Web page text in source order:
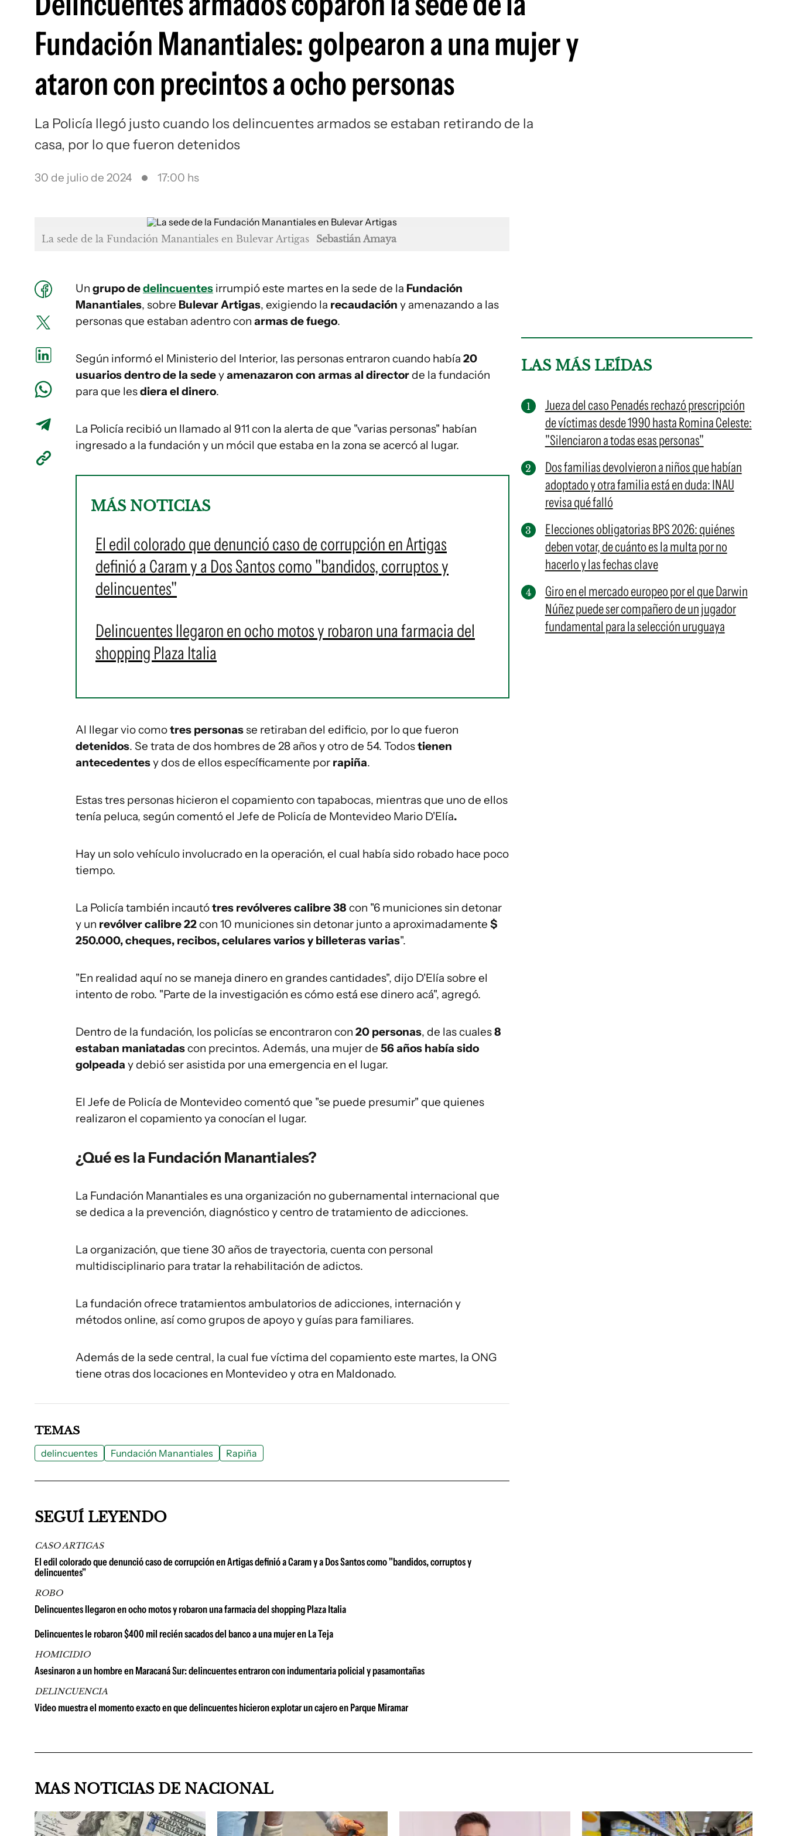
Fundación Manantiales: golpearon a una mujer y
ataron con precintos a ocho personas
La Policía llegó justo cuando los delincuentes armados se estaban retirando de la
casa, por lo que fueron detenidos
30 de julio de 2024 17:00 hs
La sede de la Fundación Manantiales en Bulevar Artigas Sebastián Amaya
Un grupo dedelincuentes irrumpió este martes en la sede de la Fundación
Manantiales, sobre Bulevar Artigas, exigiendo la recaudación y amenazando a las
personas que estaban adentro con armas de fuego.
Según informó el Ministerio del Interior, las personas entraron cuando había 20
usuarios dentro de la sedeyamenazaron con armas al directorde la fundación
para que lesdiera el dinero.
La Policía recibió un llamado al 911 con la alerta de que "varias personas" habían
ingresado a la fundación y un mócil que estaba en la zona se acercó al lugar.
MÁS NOTICIAS
El edil colorado que denunció caso de corrupción en Artigas
definió a Caram y a Dos Santos como "bandidos, corruptos y
delincuentes"
Delincuentes llegaron en ocho motos y robaron una farmacia del
shopping Plaza Italia
Al llegar vio comotres personasse retiraban del edificio, por lo que fueron
detenidos. Se trata de dos hombres de 28 años y otro de 54. Todostienen
antecedentesy dos de ellos específicamente por rapiña.
Estas tres personas hicieron el copamiento con tapabocas, mientras que uno de ellos
tenía peluca, según comentó el Jefe de Policía de Montevideo Mario D'Elía.
Hay un solo vehículo involucrado en la operación, el cual había sido robado hace poco
tiempo.
La Policía también incautótres revólveres calibre 38 con "6 municiones sin detonar
y un revólver calibre 22con 10 municiones sin detonar junto a aproximadamente $
250.000, cheques, recibos, celulares varios y billeteras varias".
"En realidad aquí no se maneja dinero en grandes cantidades", dijo D'Elía sobre el
intento de robo. "Parte de la investigación es cómo está ese dinero acá", agregó.
Dentro de la fundación, los policías se encontraron con 20 personas, de las cuales8
estaban maniatadascon precintos. Además, una mujer de 56 años había sido
golpeada y debió ser asistida por una emergencia en el lugar.
El Jefe de Policía de Montevideo comentó que "se puede presumir" que quienes
realizaron el copamiento ya conocían el lugar.
¿Qué es la Fundación Manantiales?
La Fundación Manantiales es una organización no gubernamental internacional que
se dedica a la prevención, diagnóstico y centro de tratamiento de adicciones.
La organización, que tiene 30 años de trayectoria, cuenta con personal
multidisciplinario para tratar la rehabilitación de adictos.
La fundación ofrece tratamientos ambulatorios de adicciones, internación y
métodos online, así como grupos de apoyo y guías para familiares.
Además de la sede central, la cual fue víctima del copamiento este martes, la ONG
tiene otras dos locaciones en Montevideo y otra en Maldonado.
LAS MÁS LEÍDAS
Jueza del caso Penadés rechazó prescripción
de víctimas desde 1990 hasta Romina Celeste:
"Silenciaron a todas esas personas"
Dos familias devolvieron a niños que habían
adoptado y otra familia está en duda: INAU
revisa qué falló
Elecciones obligatorias BPS 2026: quiénes
deben votar, de cuánto es la multa por no
hacerlo y las fechas clave
Giro en el mercado europeo por el que Darwin
Núñez puede ser compañero de un jugador
fundamental para la selección uruguaya
TEMAS
delincuentes Fundación Manantiales Rapiña
SEGUÍ LEYENDO
CASO ARTIGAS
El edil colorado que denunció caso de corrupción en Artigas definió a Caram y a Dos Santos como "bandidos, corruptos y
delincuentes"
ROBO
Delincuentes llegaron en ocho motos y robaron una farmacia del shopping Plaza Italia
Delincuentes le robaron $400 mil recién sacados del banco a una mujer en La Teja
HOMICIDIO
Asesinaron a un hombre en Maracaná Sur: delincuentes entraron con indumentaria policial y pasamontañas
DELINCUENCIA
Video muestra el momento exacto en que delincuentes hicieron explotar un cajero en Parque Miramar
MAS NOTICIAS DE NACIONAL